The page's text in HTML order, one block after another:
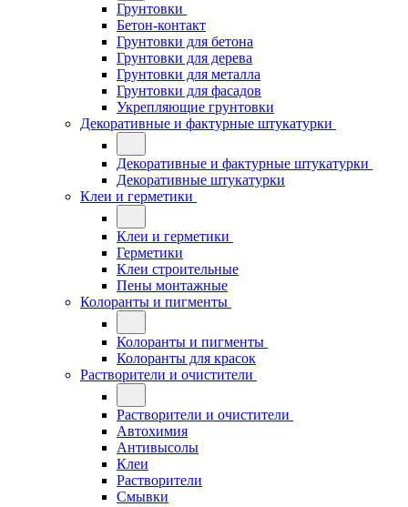
Грунтовки
Бетон-контакт
Грунтовки для бетона
Грунтовки для дерева
Грунтовки для металла
Грунтовки для фасадов
Укрепляющие грунтовки
Декоративные и фактурные штукатурки
Декоративные и фактурные штукатурки
Декоративные штукатурки
Клеи и герметики
Клеи и герметики
Герметики
Клеи строительные
Пены монтажные
Колоранты и пигменты
Колоранты и пигменты
Колоранты для красок
Растворители и очистители
Растворители и очистители
Автохимия
Антивысолы
Клеи
Растворители
Смывки